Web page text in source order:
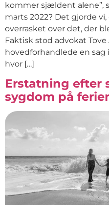
kommer sjældent alene”,
marts 2022? Det gjorde
overrasket over det, der
Faktisk stod advokat
hovedforhandlede en sag
hvor […]
Erstatning efter
sygdom på